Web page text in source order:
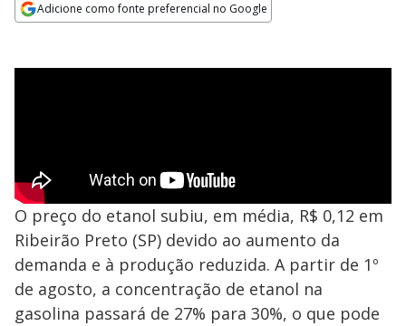
Adicione como fonte preferencial no Google
O preço do etanol subiu, em média, R$ 0,12 em
Ribeirão Preto (SP) devido ao aumento da
demanda e à produção reduzida. A partir de 1º
de agosto, a concentração de etanol na
gasolina passará de 27% para 30%, o que pode